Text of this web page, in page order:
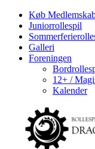
Køb
Juniorrollespil
Galleri
Foreningen
12+ /
Kalender